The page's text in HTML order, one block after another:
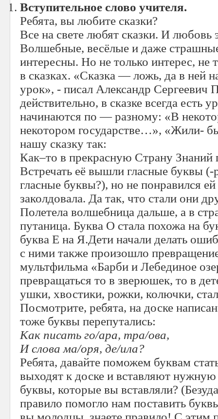
Вступительное слово учителя.
Ребята, вы любите сказки?
Все на свете любят сказки. И любовь
Волшебные, весёлые и даже страшные
интересны. Но не только интерес, не
в сказках. «Сказка — ложь, да в ней
урок», - писал Александр
действительно, в сказке всегда есть
начинаются по — разному: «В
некотором государстве…», «Жили-
нашу сказку так:
Как–то в прекрасную Страну Знаний
Встречать её вышли гласные буквы (-
гласные буквы?), но не понравился
заколдовала. Да так, что стали они
Полетела волшебница дальше, а в
путаница. Буква О стала похожа на
буква Е на Я.Дети начали делать
с ними также произошло
мультфильма «Барби и Лебединое
превращаться то в зверюшек, то в
ушки, хвостики, рожки, колючки,
Посмотрите, ребята, на доске
тоже буквы перепутались:
Как писать го/ара, тра/ова,
И слова ма/оря, де/ила?
Ребята, давайте поможем буквам
выходят к доске и вставляют
буквы, которые вы вставляли?
правило помогло нам поставить